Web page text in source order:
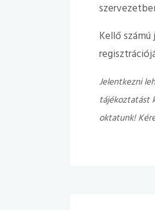
Kellő
Jelentkezni
tájékoztatást
oktatunk!